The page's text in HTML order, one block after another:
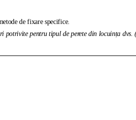
de fixare specifice.
pentru tipul de perete din locuința dvs.